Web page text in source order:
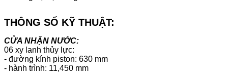
THÔNG SỐ KỸ THUẬT:
CỬA NHẬN NƯỚC:
06 xy lanh thủy lực:
- đường kính piston: 630 mm
- hành trình: 11,450 mm